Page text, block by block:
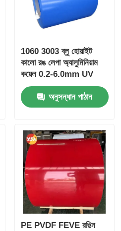
1060 3003 ব্লু হোয়াইট
কালো রঙ লেপা অ্যালুমিনিয়াম
কয়েল 0.2-6.0mm UV
প্রতিরোধী জন্য দেয়াল আবরণ
ছাদ পাইপ নিরোধক আবরণ
আসবাবপত্র
অনুসন্ধান পাঠান
PE PVDF FEVE রঙিন